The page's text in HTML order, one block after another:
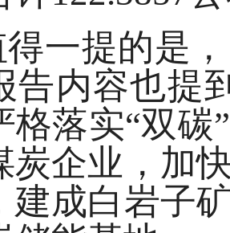
提的是，
告内容也提
格落实“双
炭企业，加
建成白岩子